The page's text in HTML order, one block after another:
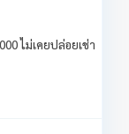
ไม่เคยปล่อยเช่า